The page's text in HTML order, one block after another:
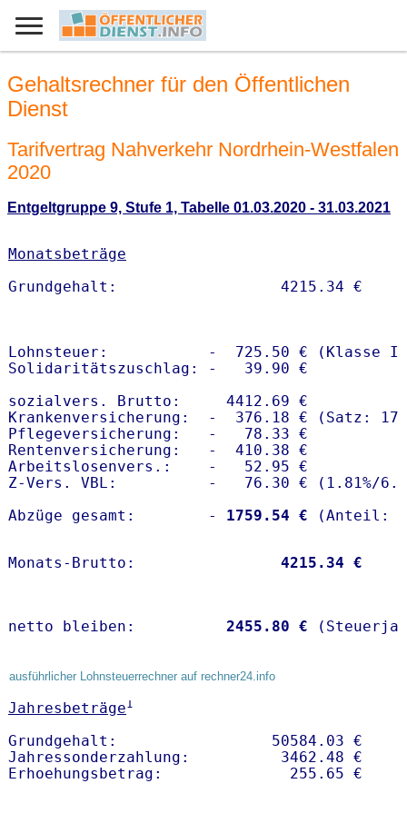
Gehaltsrechner für den Öffentlichen
Dienst
Tarifvertrag Nahverkehr Nordrhein-Westfalen
2020
Entgeltgruppe 9, Stufe 1, Tabelle 01.03.2020 - 31.03.2021
Monatsbeträge
Lohnsteuer:           -  725.50 € (Klasse I)
Solidaritätszuschlag: -   39.90 €
sozialvers. Brutto:     4412.69 €
Krankenversicherung:  -  376.18 € (Satz:
Pflegeversicherung:   -   78.33 €
Rentenversicherung:   -  410.38 €
Arbeitslosenvers.:    -   52.95 €
Z-Vers. VBL:          -   76.30 € ( 1.81%/
Abzüge gesamt:        -
1759.54 €
Monats-Brutto: 4215.34 €
netto bleiben: 2455.80 €
ausführlicher Lohnsteuerrechner auf rechner24.info
Jahresbeträge1
Grundgehalt:                 50584.03 €
Jahressonderzahlung:          3462.48 €